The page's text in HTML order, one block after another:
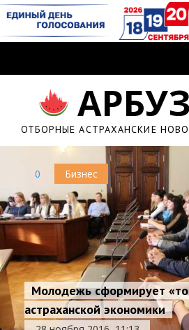
АРБУЗ
ОТБОРНЫЕ АСТРАХАНСКИЕ
0 Бизнес
Молодежь сформирует
астраханской экономики